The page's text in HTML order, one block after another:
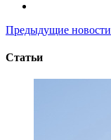
Предыдущие новости
Статьи